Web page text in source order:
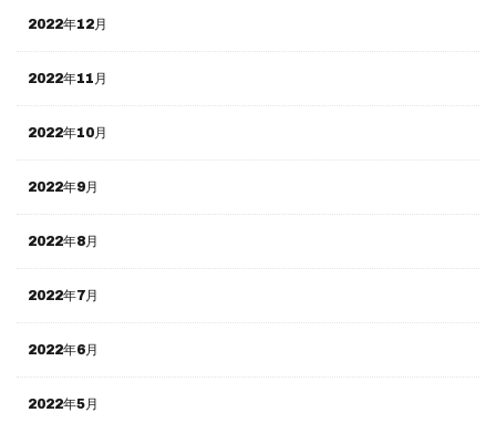
2022年12月
2022年11月
2022年10月
2022年9月
2022年8月
2022年7月
2022年6月
2022年5月